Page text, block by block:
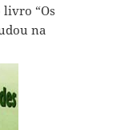
livro “Os
na